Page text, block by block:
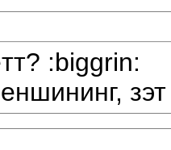
:biggrin: